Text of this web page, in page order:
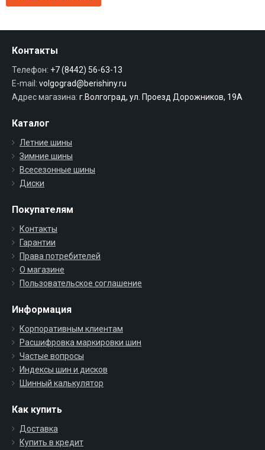
Контакты
Телефон: +7 (8442) 56-63-13
E-mail: volgograd@berishiny.ru
Адрес магазина: г.Волгоград, ул. Проезд Дорожников, 19А
Каталог
Летние шины
Зимние шины
Всесезонные шины
Диски
Покупателям
Контакты
Гарантии
Права потребителей
О магазине
Пользовательское соглашение
Информация
Корпоративным клиентам
Расшифровка маркировки шин
Частые вопросы
Индексы шин и дисков
Шинный калькулятор
Как купить
Доставка
Купить в кредит